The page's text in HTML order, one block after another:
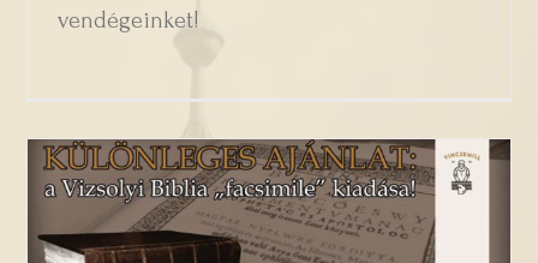
vendégeinket!